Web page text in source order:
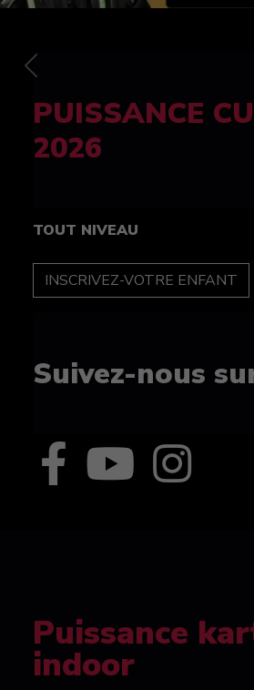
FELINE CUP
féminine
TOUT NIVEAU
INSCRIPTION
Suivez-nous
Previous
Puissance
indoor